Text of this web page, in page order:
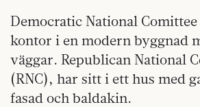
Democratic National
kontor i en modern byggnad
väggar. Republican National
(RNC), har sitt i ett hus med
fasad och baldakin.